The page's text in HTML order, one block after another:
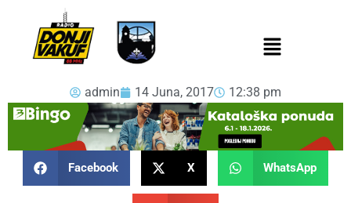
admin 14 Juna, 2017 12:38 pm
Facebook X WhatsApp